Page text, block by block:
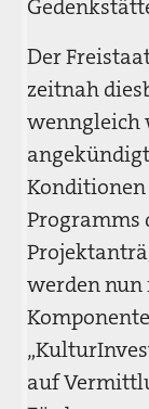
Der
zeitnah
wenngleich
Konditionen
Programms
werden nun
auf